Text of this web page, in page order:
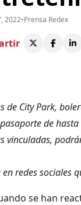
2022•Prensa Redex
de City Park,
de
vinculadas,
redes
se han